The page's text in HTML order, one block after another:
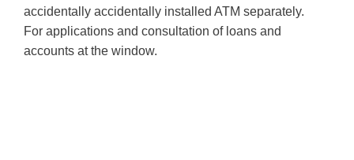
accidentally accidentally installed ATM separately.
For applications and consultation of loans and
accounts at the window.